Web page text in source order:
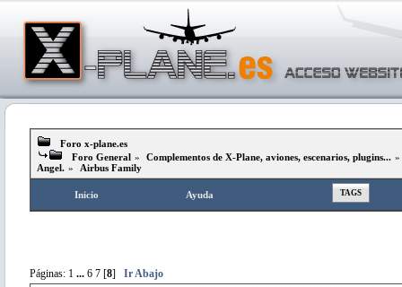
Foro x-plane.es
Foro General » Complementos de X-Plane, aviones, escenarios, plugins... »
Angel. » Airbus Family
Inicio Ayuda TAGS
Páginas: 1 ... 6 7 [8] Ir Abajo